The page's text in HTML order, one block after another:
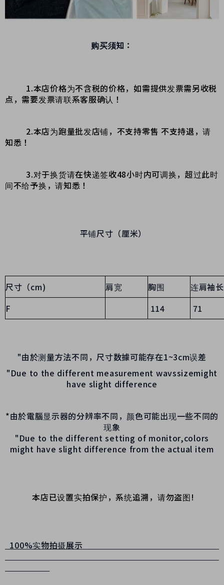
购买须知：
1.本店价格为不含税的价格，如需提供发票需另收税
点，需要发票请联系客服确认！
2.本店为跑量批发店铺，不支持零售 不支持退，请
知悉！
3.对于换货请在快递签收48小时内可调换，超过此时
间不给予换，请知悉！
平铺尺寸（厘米）
尺寸（cm) 肩宽 胸围
连肩袖长
F
114 71
"由於测量方法不同，尺寸数據可能存在1~3cm误差
"Due to the different measurement wavssizemight
have slight difference
*由於電腦显示器的分辨率不同，颜色可能出现一些不同的
现象
"Due to the different setting of monitor,colors
might have slight difference from the actual item
本店已设置实拍保护，系统追溯，请勿盗图!
100%实物拍摄展示